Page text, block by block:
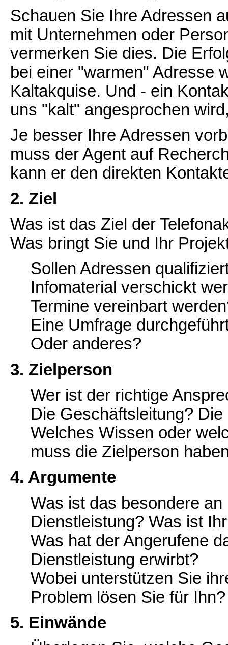
Schauen Sie Ihre Adressen
mit Unternehmen oder
vermerken Sie dies. Die
bei einer "warmen" Adresse
Kaltakquise. Und - ein
uns "kalt" angesprochen
Je besser Ihre Adressen
muss der Agent auf
kann er den direkten
2. Ziel
Was ist das Ziel der
Was bringt Sie und Ihr
Sollen Adressen
Infomaterial verschickt
Termine vereinbart
Eine Umfrage
Oder anderes?
3. Zielperson
Wer ist der richtige
Die Geschäftsleitung?
Welches Wissen oder
muss die Zielperson
4. Argumente
Was ist das besondere
Dienstleistung? Was ist
Was hat der Angerufene
Dienstleistung erwirbt?
Wobei unterstützen Sie
Problem lösen Sie für
5. Einwände